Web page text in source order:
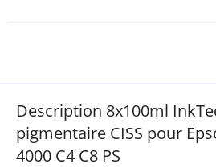
Description 8x100ml
pigmentaire CISS pour
4000 C4 C8 PS